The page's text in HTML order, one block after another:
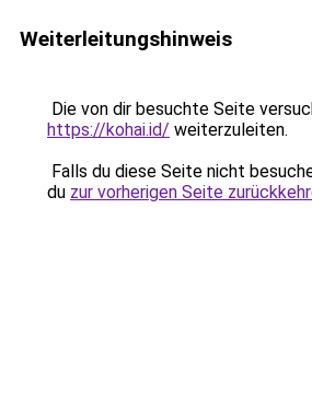
Weiterleitungshinweis
Die von dir besuchte Seite
https://kohai.id/ weiterzuleiten.
Falls du diese Seite nicht
du zur vorherigen Seite